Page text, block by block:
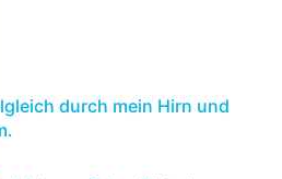
durch mein Hirn und